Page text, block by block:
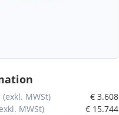
MWSt)
€ 3.608
MWSt)
€ 15.744